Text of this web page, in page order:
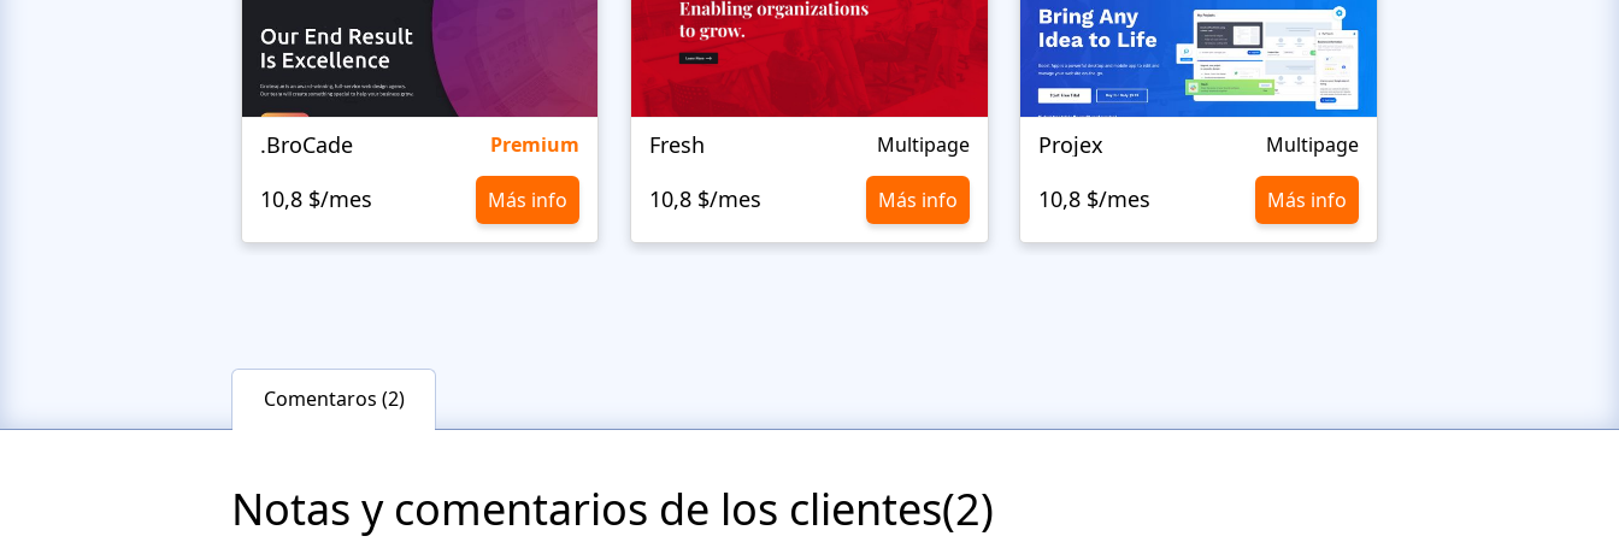
.BroCade Premium
10,8 $/mes Más info
Fresh Multipage
10,8 $/mes Más info
Projex Multipage
10,8 $/mes Más info
Comentaros (2)
Notas y comentarios de los clientes(2)